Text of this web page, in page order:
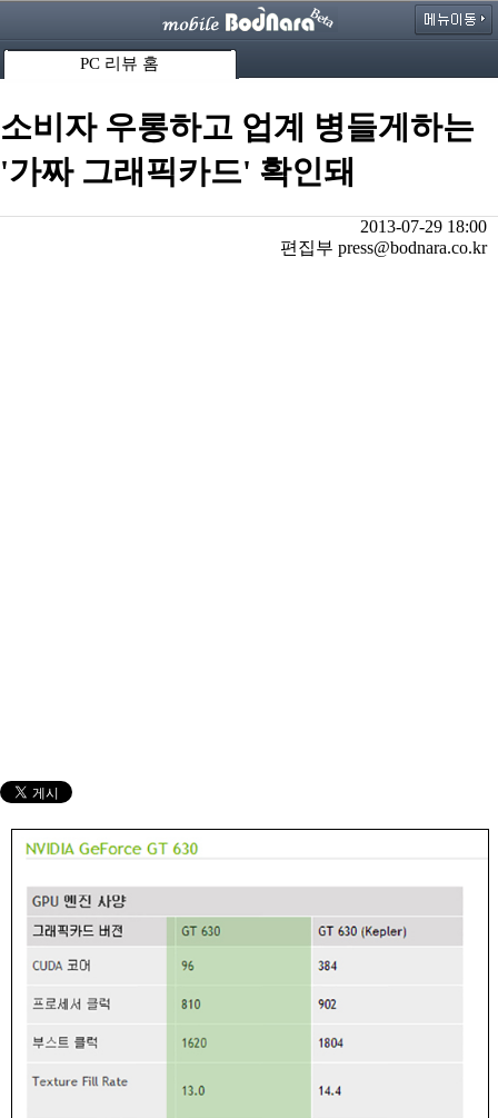
PC 리뷰 홈
소비자 우롱하고 업계 병들게하는
'가짜 그래픽카드' 확인돼
2013-07-29 18:00
편집부 press@bodnara.co.kr